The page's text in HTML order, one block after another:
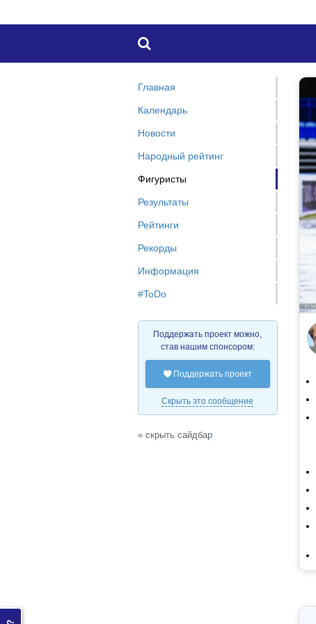

Главная
Календарь
Новости
Народный рейтинг
Фигуристы
Результаты
Рейтинги
Рекорды
Информация
#ToDo
Поддержать проект можно,
став нашим спонсором:
Поддержать проект
Скрыть это сообщение
« скрыть сайдбар